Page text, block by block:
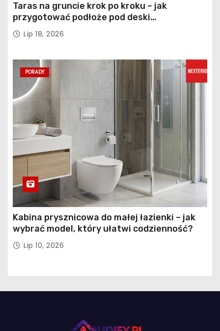
Taras na gruncie krok po kroku – jak
przygotować podłoże pod deski
kompozytowe
Lip 18, 2026
PORADY
Kabina prysznicowa do małej łazienki – jak
wybrać model, który ułatwi codzienność?
Lip 10, 2026